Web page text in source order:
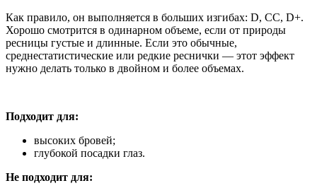
Как правило, он выполняется в больших изгибах: D, CC, D+.
Хорошо смотрится в одинарном объеме, если от природы
ресницы густые и длинные. Если это обычные,
среднестатистические или редкие реснички — этот эффект
нужно делать только в двойном и более объемах.
Подходит для:
высоких бровей;
глубокой посадки глаз.
Не подходит для: